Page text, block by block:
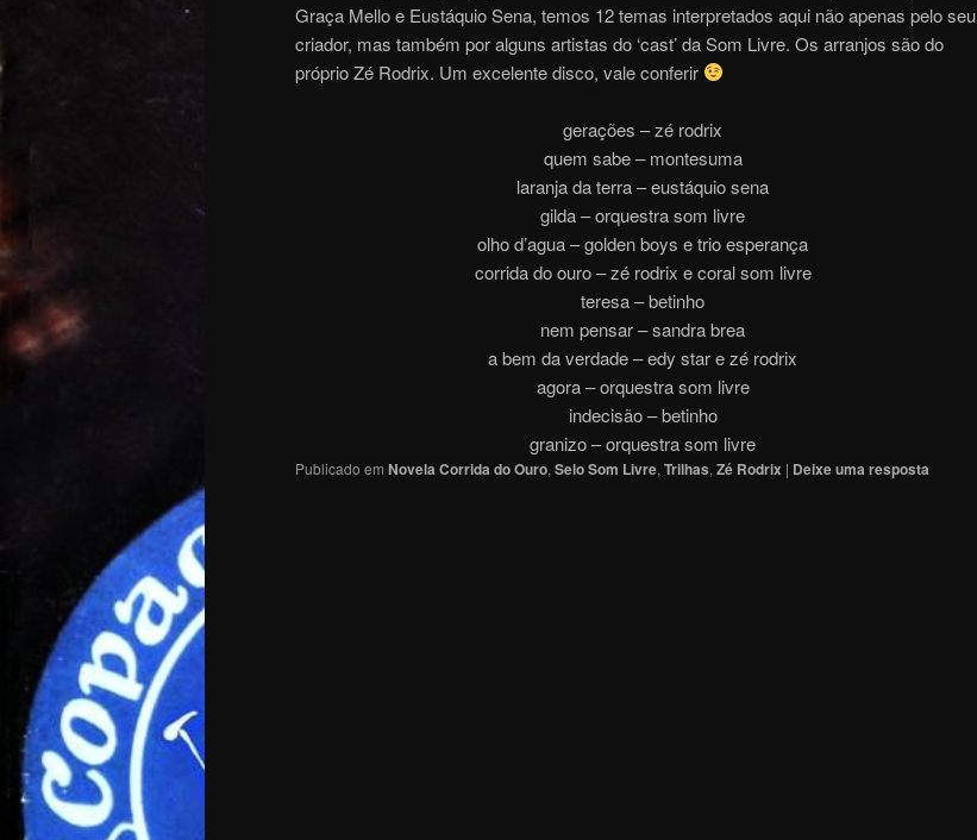
Graça Mello e Eustáquio Sena, temos 12 temas interpretados aqui não apenas pelo seu
criador, mas também por alguns artistas do ‘cast’ da Som Livre. Os arranjos são do
próprio Zé Rodrix. Um excelente disco, vale conferir
gerações – zé rodrix
quem sabe – montesuma
laranja da terra – eustáquio sena
gilda – orquestra som livre
olho d’agua – golden boys e trio esperança
corrida do ouro – zé rodrix e coral som livre
teresa – betinho
nem pensar – sandra brea
a bem da verdade – edy star e zé rodrix
agora – orquestra som livre
indecisão – betinho
granizo – orquestra som livre
Publicado em Novela Corrida do Ouro, Selo Som Livre, Trilhas, Zé Rodrix | Deixe uma resposta